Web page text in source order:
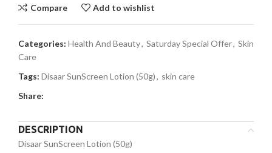
Compare Add to wishlist
Categories: Health And Beauty, Saturday Special Offer, Skin
Care
Tags: Disaar SunScreen Lotion (50g), skin care
Share:
DESCRIPTION
Disaar SunScreen Lotion (50g)